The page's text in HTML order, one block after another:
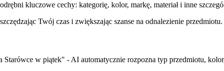
kluczowe cechy: kategorię, kolor, markę, materiał i inne
Twój czas i zwiększając szanse na odnalezienie przedmiotu.
w piątek" - AI automatycznie rozpozna typ przedmiotu,